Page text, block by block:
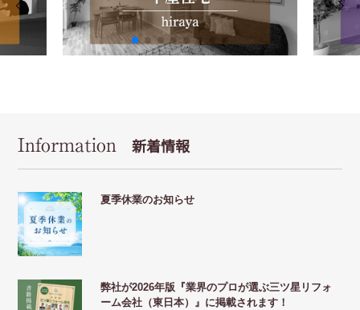
Information 新着情報
夏季休業のお知らせ
弊社が2026年版『業界のプロが選ぶ三ツ星リフォ
ーム会社（東日本）』に掲載されます！